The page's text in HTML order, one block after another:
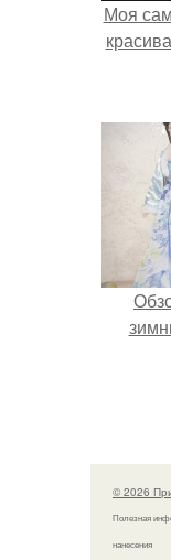
Моя
© 2026
Полезная
нанесения